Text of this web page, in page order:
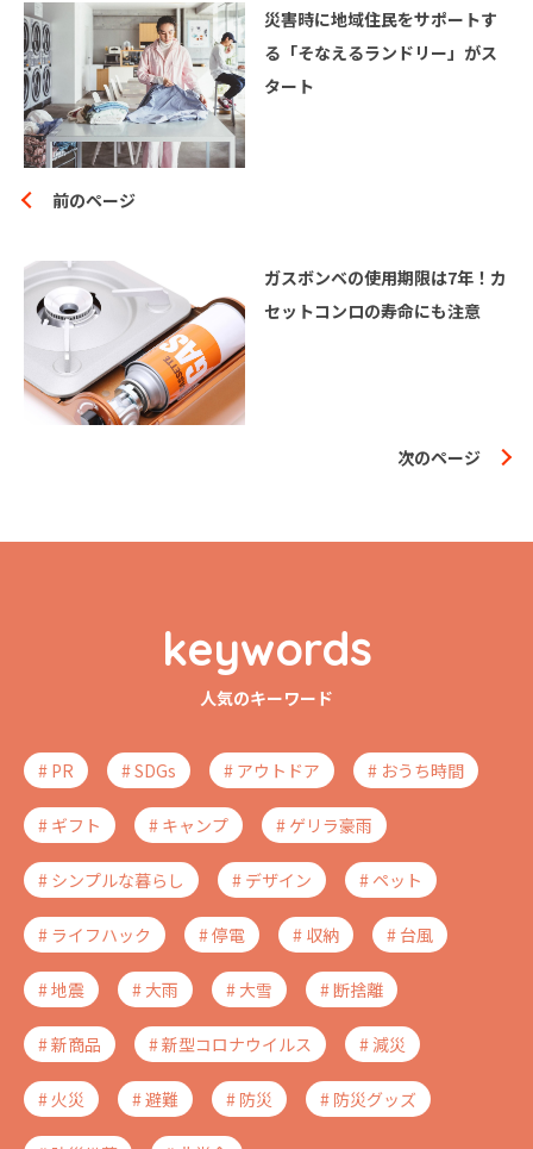
災害時に地域住民をサポートす
る「そなえるランドリー」がス
タート
前のページ
ガスボンベの使用期限は7年！カ
セットコンロの寿命にも注意
次のページ
keywords
人気のキーワード
# PR # SDGs # アウトドア # おうち時間
# ギフト # キャンプ # ゲリラ豪雨
# シンプルな暮らし # デザイン # ペット
# ライフハック # 停電 # 収納 # 台風
# 地震 # 大雨 # 大雪 # 断捨離
# 新商品 # 新型コロナウイルス # 減災
# 火災 # 避難 # 防災 # 防災グッズ